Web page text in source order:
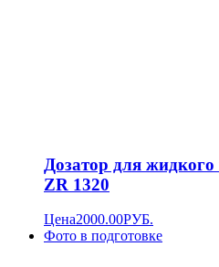
Дозатор для
ZR 1320
Цена2000.00РУБ.
Фото в подготовке